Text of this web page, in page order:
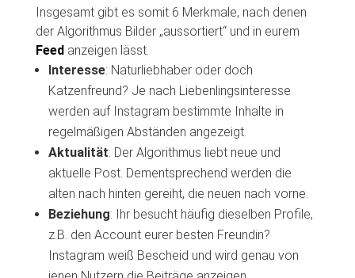
Insgesamt gibt es somit 6 Merkmale, nach denen
der Algorithmus Bilder „aussortiert“ und in eurem
Feed anzeigen lässt.
Interesse: Naturliebhaber oder doch
Katzenfreund? Je nach Liebenlingsinteresse
werden auf Instagram bestimmte Inhalte in
regelmäßigen Abständen angezeigt.
Aktualität: Der Algorithmus liebt neue und
aktuelle Post. Dementsprechend werden die
alten nach hinten gereiht, die neuen nach vorne.
Beziehung: Ihr besucht häufig dieselben Profile,
z.B. den Account eurer besten Freundin?
Instagram weiß Bescheid und wird genau von